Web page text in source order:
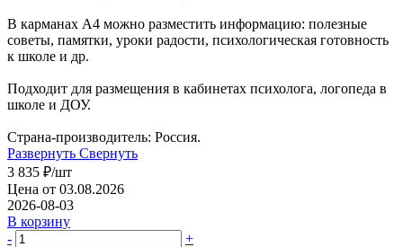
В карманах А4 можно разместить информацию: полезные
советы, памятки, уроки радости, психологическая готовность
к школе и др.
Подходит для размещения в кабинетах психолога, логопеда в
школе и ДОУ.
Страна-производитель: Россия.
Развернуть Свернуть
3 835 ₽/шт
Цена от 03.08.2026
2026-08-03
В корзину
-
+